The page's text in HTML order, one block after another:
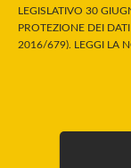
LEGISLATIVO 30
PROTEZIONE DEI
2016/679). LEGGI LA